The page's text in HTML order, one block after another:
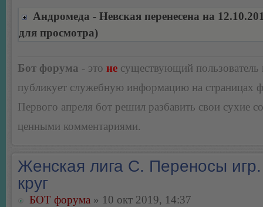
Андромеда - Невская перенесена на
для просмотра)
Бот форума - это не существующий пользователь
публикует служебную информацию на страницах
Первого апреля бот решил разбавить свои сухие
ценными комментариями.
Женская лига С. Переносы
круг
БОТ форума » 10 окт 2019, 14:37